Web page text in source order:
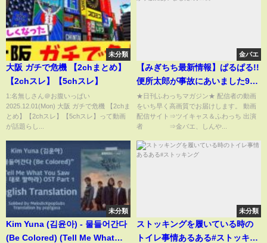
未分類
大阪 ガチで危機 【2chまとめ】
【2chスレ】【5chスレ】
1:名無しさん＠お腹いっぱい
2025.12.01(Mon) 大阪 ガチで危機 【2chま
とめ】【2chスレ】【5chスレ】って動画
が話題らし...
金バエ
【みぎちち最新情報】ぱるぱる!!
便所太郎が事故にあいました9月
19日
★日刊ふわっちマガジン★ 配信者の動画
をいち早く高画質でお届けします。 動画
配信サイト⇒ツイキャス＆ふわっち 出演
者 ⇒金バエ、しんや...
未分類
Kim Yuna (김윤아) - 물들어간다
(Be Colored) (Tell Me What
未分類
ストッキングを履いている時の
トイレ事情あるある#ストッキン